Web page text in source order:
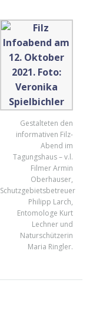
Gestalteten den
informativen Filz-
Abend im
Tagungshaus – v.l.
Filmer Armin
Oberhauser,
Schutzgebietsbetreuer
Philipp Larch,
Entomologe Kurt
Lechner und
Naturschützerin
Maria Ringler.